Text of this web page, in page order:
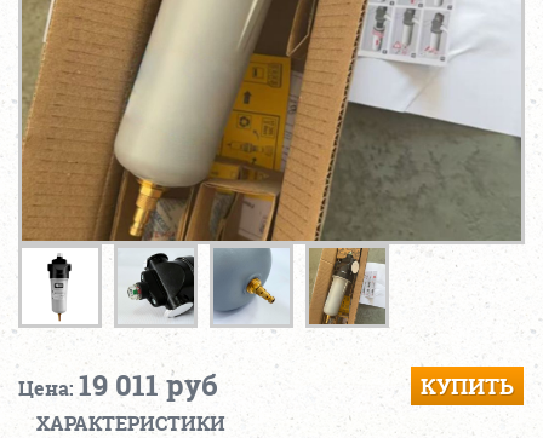
Цена: 19 011 руб КУПИТЬ
ХАРАКТЕРИСТИКИ